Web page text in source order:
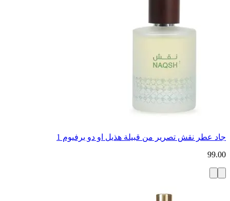
جاد عطر نقش تصرير من قبيلة هذيل او دو برفيوم 1
99.00